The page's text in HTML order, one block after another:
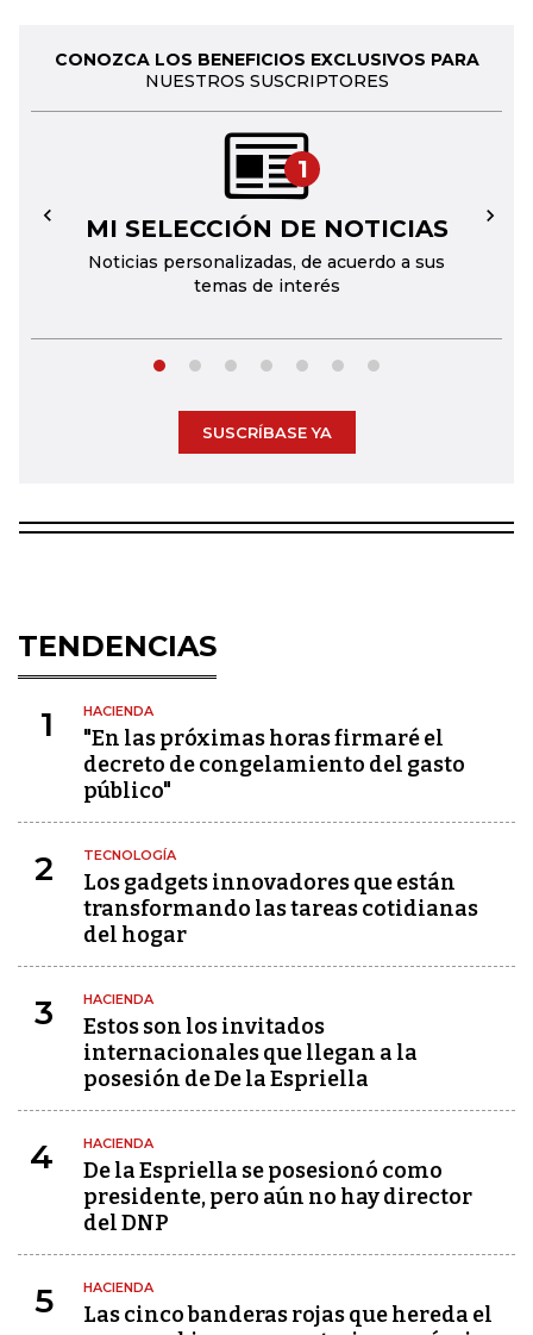
CONOZCA LOS BENEFICIOS EXCLUSIVOS PARA
NUESTROS SUSCRIPTORES
1
MI SELECCIÓN DE NOTICIAS
Noticias personalizadas, de acuerdo a sus
temas de interés
← →
SUSCRÍBASE YA
TENDENCIAS
1 HACIENDA
"En las próximas horas firmaré el
decreto de congelamiento del gasto
público"
2 TECNOLOGÍA
Los gadgets innovadores que están
transformando las tareas cotidianas
del hogar
3 HACIENDA
Estos son los invitados
internacionales que llegan a la
posesión de De la Espriella
4 HACIENDA
De la Espriella se posesionó como
presidente, pero aún no hay director
del DNP
5 HACIENDA
Las cinco banderas rojas que hereda el